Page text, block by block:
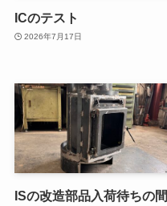
ICのテスト
2026年7月17日
ISの改造部品入荷待ちの間